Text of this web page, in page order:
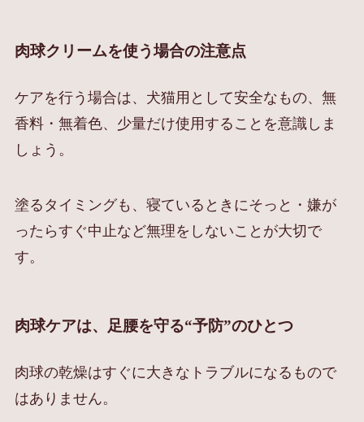
肉球クリームを使う場合の注意点
ケアを行う場合は、犬猫用として安全なもの、無
香料・無着色、少量だけ使用することを意識しま
しょう。
塗るタイミングも、寝ているときにそっと・嫌が
ったらすぐ中止など無理をしないことが大切で
す。
肉球ケアは、足腰を守る“予防”のひとつ
肉球の乾燥はすぐに大きなトラブルになるもので
はありません。